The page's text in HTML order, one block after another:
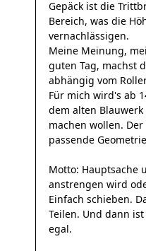
Gepäck ist die
Bereich, was die
vernachlässigen.
Meine Meinung,
guten Tag, machst
abhängig vom
Für mich wird's ab
dem alten
machen wollen.
passende
Motto: Hauptsache
anstrengen wird
Einfach schieben.
Teilen. Und dann
egal.